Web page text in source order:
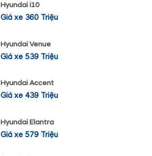
Hyundai i10
Giá xe 360 Triệu
Hyundai Venue
Giá xe 539 Triệu
Hyundai Accent
Giá xe 439 Triệu
Hyundai Elantra
Giá xe 579 Triệu